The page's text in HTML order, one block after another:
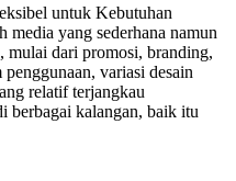
untuk Kebutuhan
media yang sederhana namun
mulai dari promosi, branding,
variasi desain
relatif terjangkau
berbagai kalangan, baik itu